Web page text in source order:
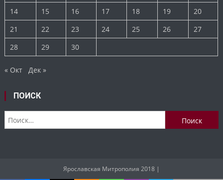
14
15 16 17 18 19
20
21
22 23 24 25 26
27
28
29 30
« Окт Дек »
ПОИСК
Найти:
Ярославская Митрополия 2018 |